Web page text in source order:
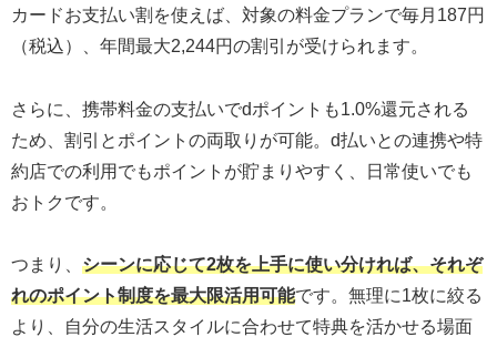
カードお支払い割を使えば、対象の料金プランで毎月187円
（税込）、年間最大2,244円の割引が受けられます。
さらに、携帯料金の支払いでdポイントも1.0%還元される
ため、割引とポイントの両取りが可能。d払いとの連携や特
約店での利用でもポイントが貯まりやすく、日常使いでも
おトクです。
つまり、 シーンに応じて2枚を上手に使い分ければ、それぞ
れのポイント制度を最大限活用可能です。無理に1枚に絞る
より、自分の生活スタイルに合わせて特典を活かせる場面